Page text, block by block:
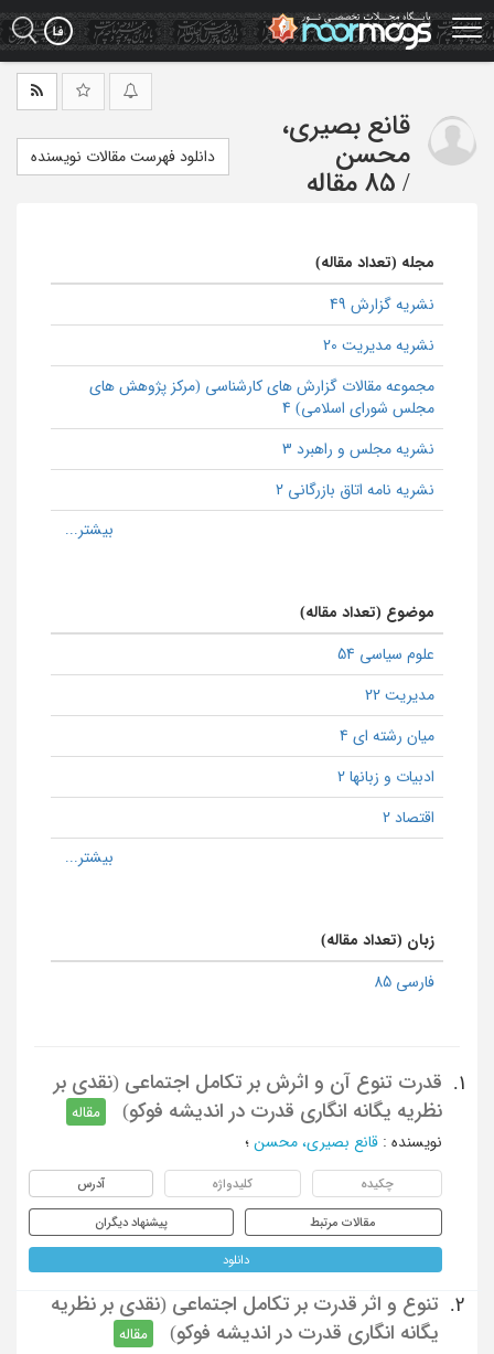
Skip
to
main
قانع بصیری،
محسن
/ 85 مقاله
دانلود فهرست مقالات نویسنده
مجله (تعداد مقاله)
نشریه گزارش 49
نشریه مدیریت 20
مجموعه مقالات گزارش های کارشناسی (مرکز پژوهش های
مجلس شورای اسلامی) 4
نشریه مجلس و راهبرد 3
نشریه نامه اتاق بازرگانی 2
موضوع (تعداد مقاله)
علوم سیاسی 54
مدیریت 22
میان رشته ای 4
ادبیات و زبانها 2
اقتصاد 2
زبان (تعداد مقاله)
فارسی 85
1.
قدرت تنوع آن و اثرش بر تکامل اجتماعی (نقدی بر
نظریه یگانه انگاری قدرت در اندیشه فوکو)
مقاله
نویسنده : قانع بصیری، محسن ؛
چکیده کلیدواژه آدرس
مقالات مرتبط پیشنهاد دیگران
دانلود
2.
تنوع و اثر قدرت بر تکامل اجتماعی (نقدی بر نظریه
یگانه انگاری قدرت در اندیشه فوکو)
مقاله